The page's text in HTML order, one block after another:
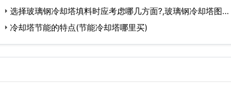
选择玻璃钢冷却塔填料时应考虑哪几方面?,玻璃钢冷却塔图
片…冷却塔节能的特点(节能冷却塔哪里买)